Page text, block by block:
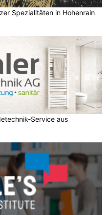
Spezialitäten in Hohenrain
Service aus